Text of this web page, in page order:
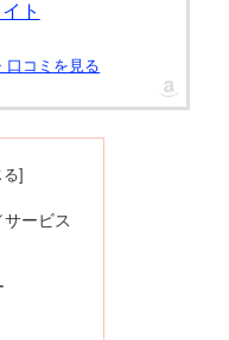
ト
口コミを見る
ービス